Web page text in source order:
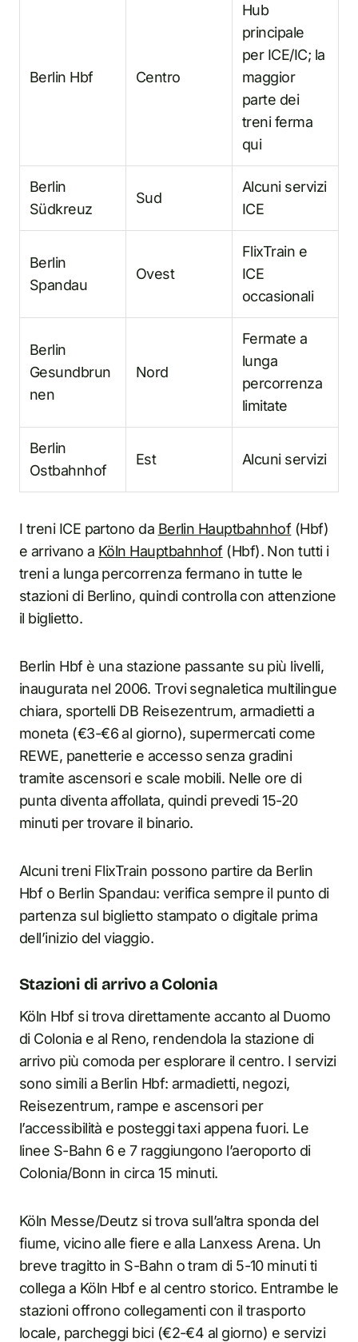
Berlin Hbf Centro
Hub
principale
per ICE/IC; la
maggior
parte dei
treni ferma
qui
Berlin
Südkreuz
Sud
Alcuni servizi
ICE
Berlin
Spandau
Ovest
FlixTrain e
ICE
occasionali
Berlin
Gesundbrun
nen
Nord
Fermate a
lunga
percorrenza
limitate
Berlin
Ostbahnhof
Est Alcuni servizi
I treni ICE partono da Berlin Hauptbahnhof(Hbf)
e arrivano a Köln Hauptbahnhof(Hbf). Non tutti i
treni a lunga percorrenza fermano in tutte le
stazioni di Berlino, quindi controlla con attenzione
il biglietto.
Berlin Hbf è una stazione passante su più livelli,
inaugurata nel 2006. Trovi segnaletica multilingue
chiara, sportelli DB Reisezentrum, armadietti a
moneta (€3-€6 al giorno), supermercati come
REWE, panetterie e accesso senza gradini
tramite ascensori e scale mobili. Nelle ore di
punta diventa affollata, quindi prevedi 15-20
minuti per trovare il binario.
Alcuni treni FlixTrain possono partire da Berlin
Hbf o Berlin Spandau: verifica sempre il punto di
partenza sul biglietto stampato o digitale prima
dell’inizio del viaggio.
Stazioni di arrivo a Colonia
Köln Hbf si trova direttamente accanto al Duomo
di Colonia e al Reno, rendendola la stazione di
arrivo più comoda per esplorare il centro. I servizi
sono simili a Berlin Hbf: armadietti, negozi,
Reisezentrum, rampe e ascensori per
l’accessibilità e posteggi taxi appena fuori. Le
linee S-Bahn 6 e 7 raggiungono l’aeroporto di
Colonia/Bonn in circa 15 minuti.
Köln Messe/Deutz si trova sull’altra sponda del
fiume, vicino alle fiere e alla Lanxess Arena. Un
breve tragitto in S-Bahn o tram di 5-10 minuti ti
collega a Köln Hbf e al centro storico. Entrambe le
stazioni offrono collegamenti con il trasporto
locale, parcheggi bici (€2-€4 al giorno) e servizi